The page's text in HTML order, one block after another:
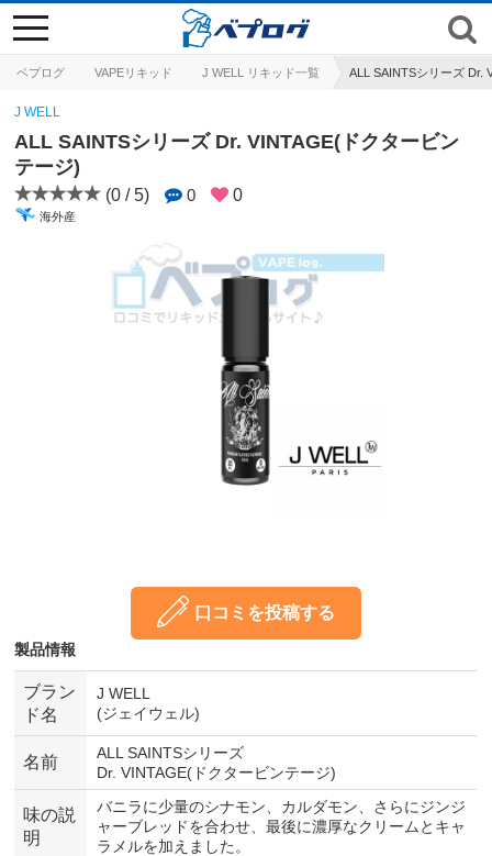
ベプログ VAPEリキッド J WELL リキッド一覧 ALL SAINTSシリーズ Dr.
toggle
navigation
J WELL
ALL SAINTSシリーズ Dr. VINTAGE(ドクタービン
テージ)
(0 / 5) 0 0
海外産
口コミを投稿する
製品情報
ブラン
ド名
J WELL
(ジェイウェル)
名前
ALL SAINTSシリーズ
Dr. VINTAGE(ドクタービンテージ)
味の説
明
バニラに少量のシナモン、カルダモン、さらにジンジ
ャーブレッドを合わせ、最後に濃厚なクリームとキャ
ラメルを加えました。